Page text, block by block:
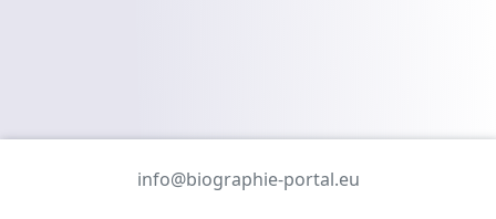
info@biographie-portal.eu